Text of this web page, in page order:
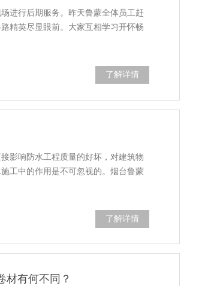
进行后期服务。昨天鲁蒙全体员工赶
精英尽显眼前。大家互相学习开怀畅
了解详情
影响防水工程质量的好坏，对建筑物
工中的作用是不可忽视的。烟台鲁蒙
了解详情
材有何不同？